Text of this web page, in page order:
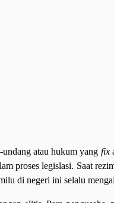
atau hukum yang fix
proses legislasi. Saat
di negeri ini selalu